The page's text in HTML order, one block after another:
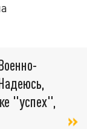
"успех",